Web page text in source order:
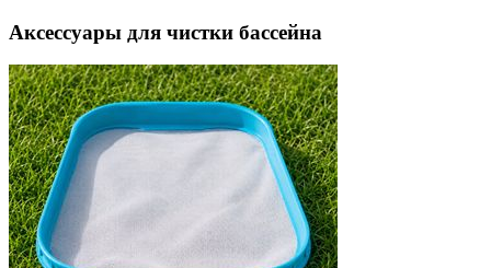
Аксессуары для чистки бассейна